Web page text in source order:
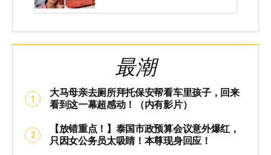
最潮
大马母亲去厕所拜托保安帮看车里孩子，回来
看到这一幕超感动！（内有影片）
【放错重点！】泰国市政预算会议意外爆红，
只因女公务员太吸睛！本尊现身回应！